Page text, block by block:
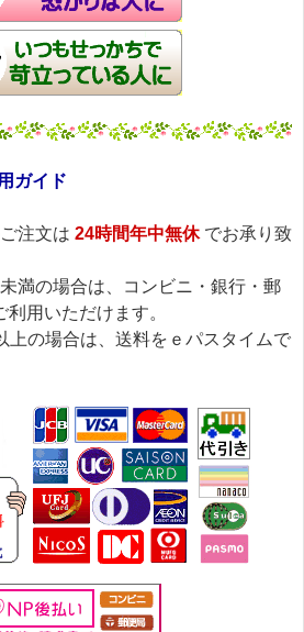
ガイド
注文は 24時間年中無休でお承り致
満の場合は、コンビニ・銀行・郵
利用いただけます。
上の場合は、送料をｅパスタイムで